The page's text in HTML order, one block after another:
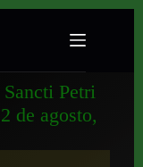
Petri
de agosto,